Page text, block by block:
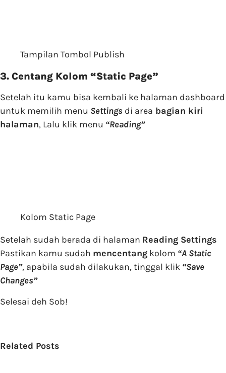
Tampilan Tombol Publish
3. Centang Kolom “Static Page”
Setelah itu kamu bisa kembali ke halaman dashboard
untuk memilih menu Settings di area bagian kiri
halaman, Lalu klik menu “Reading”
Kolom Static Page
Setelah sudah berada di halaman Reading Settings
Pastikan kamu sudah mencentang kolom “A Static
Page”, apabila sudah dilakukan, tinggal klik “Save
Changes”
Selesai deh Sob!
Related Posts